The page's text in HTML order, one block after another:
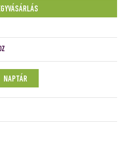
NAPTÁR